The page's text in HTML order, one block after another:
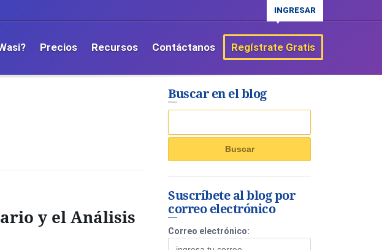
INGRESAR
Precios Recursos Contáctanos Regístrate Gratis
y el Análisis
Buscar en el blog
Suscríbete al blog por
correo electrónico
Correo electrónico: